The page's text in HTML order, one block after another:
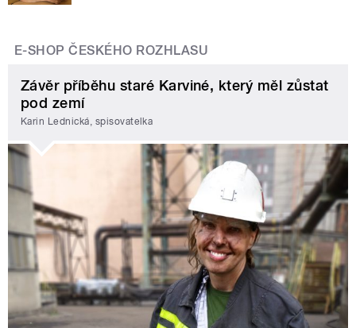
E-SHOP ČESKÉHO ROZHLASU
Závěr příběhu staré Karviné, který měl zůstat
pod zemí
Karin Lednická, spisovatelka